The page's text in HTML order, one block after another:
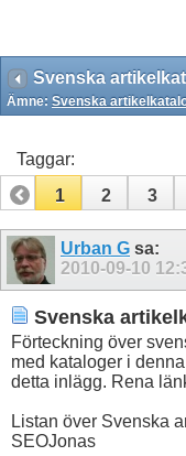
Svenska
Ämne: Svenska
Taggar:
1
2 3
11Urban G sa:
2010-09-10
Svenska
Förteckning över
med kataloger i
detta inlägg. Rena
Listan över Svenska
SEOJonas